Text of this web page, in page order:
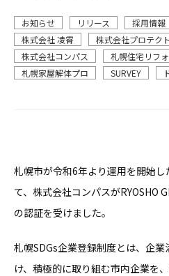
お知らせ リリース 採用情報
株式会社 凌霄
株式会社プロテク
株式会社コンパス
札幌住宅リフ
札幌家屋解体プロ
SURVEY
札幌市が令和6年より運用を開始
て、株式会社コンパスがRYOSHO
の認証を受けました。
札幌SDGs企業登録制度とは、企
け、積極的に取り組む市内企業を